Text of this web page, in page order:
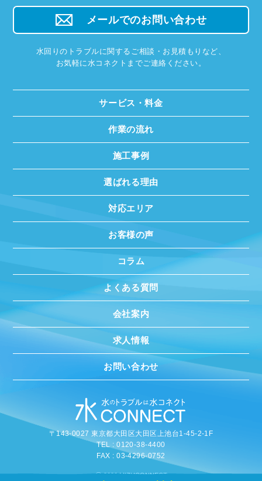
メールでのお問い合わせ
水回りのトラブルに関するご相談・お見積もりなど、
お気軽に水コネクトまでご連絡ください。
サービス・料金
作業の流れ
施工事例
選ばれる理由
対応エリア
お客様の声
コラム
よくある質問
会社案内
求人情報
お問い合わせ
〒143-0027 東京都大田区大田区上池台1-45-2-1F
TEL : 0120-38-4400
FAX : 03-4296-0752
© 2020 MIZUCONNECT